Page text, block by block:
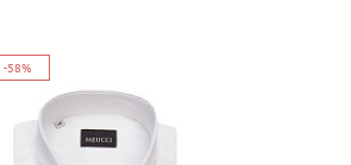
-58%